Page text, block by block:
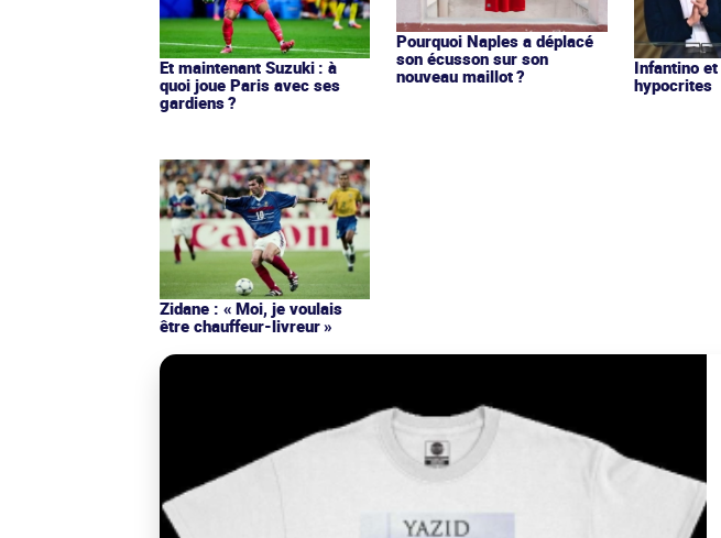
Et maintenant Suzuki : à
quoi joue Paris avec ses
gardiens ?
Pourquoi Naples a déplacé
son écusson sur son
nouveau maillot ?
Infantino
hypocrites
Zidane : « Moi, je voulais
être chauffeur-livreur »